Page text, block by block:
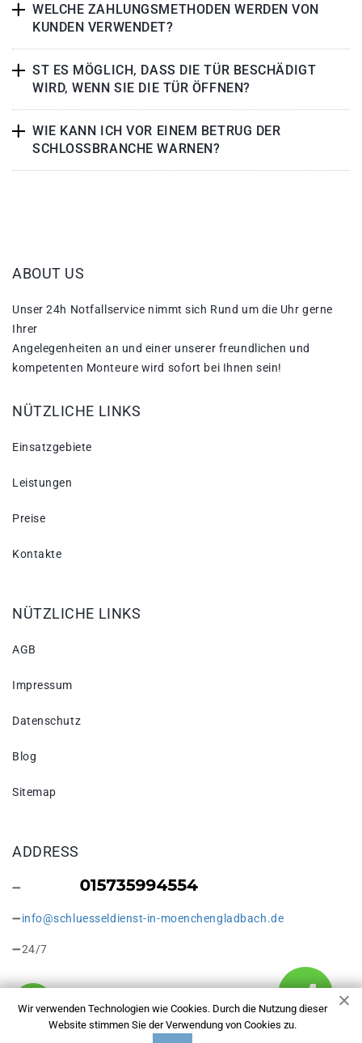
WELCHE ZAHLUNGSMETHODEN WERDEN VON
KUNDEN VERWENDET?
ST ES MÖGLICH, DASS DIE TÜR BESCHÄDIGT
WIRD, WENN SIE DIE TÜR ÖFFNEN?
WIE KANN ICH VOR EINEM BETRUG DER
SCHLOSSBRANCHE WARNEN?
Wir verwenden Technologien wie Cookies. Durch die Nutzung dieser
Website stimmen Sie der Verwendung von Cookies zu.
ABOUT US
Unser 24h Notfallservice nimmt sich Rund um die Uhr gerne
Ihrer
Angelegenheiten an und einer unserer freundlichen und
kompetenten Monteure wird sofort bei Ihnen sein!
NÜTZLICHE LINKS
Einsatzgebiete
Leistungen
Preise
Kontakte
NÜTZLICHE LINKS
AGB
Impressum
Datenschutz
Blog
Sitemap
ADDRESS
info@schluesseldienst-in-moenchengladbach.de
24/7
Copyright © 2026 Schlüsseldienst in Mönchengladbach